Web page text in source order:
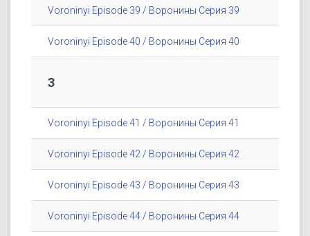
Voroninyi Episode 39 / Воронины Серия 39
Voroninyi Episode 40 / Воронины Серия 40
3
Voroninyi Episode 41 / Воронины Серия 41
Voroninyi Episode 42 / Воронины Серия 42
Voroninyi Episode 43 / Воронины Серия 43
Voroninyi Episode 44 / Воронины Серия 44